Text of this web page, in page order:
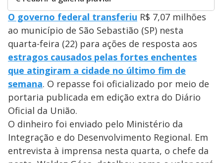
O governo federal transferiu R$ 7,07 milhões
ao município de São Sebastião (SP) nesta
quarta-feira (22) para ações de resposta aos
estragos causados pelas fortes enchentes
que atingiram a cidade no último fim de
semana. O repasse foi oficializado por meio de
portaria publicada em edição extra do Diário
Oficial da União.
O dinheiro foi enviado pelo Ministério da
Integração e do Desenvolvimento Regional. Em
entrevista à imprensa nesta quarta, o chefe da